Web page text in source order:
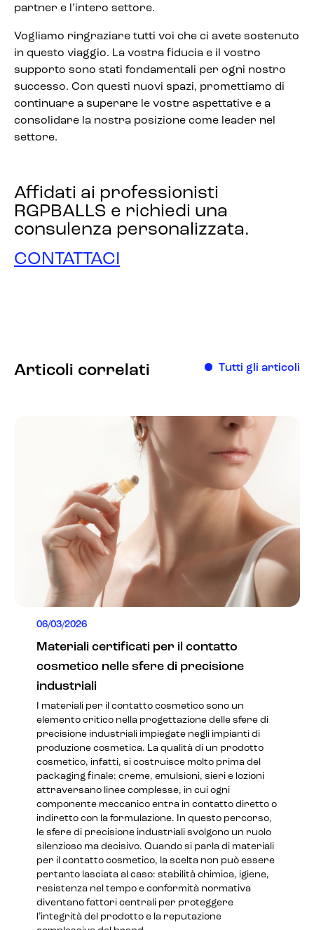
partner e l’intero settore.
Vogliamo ringraziare tutti voi che ci avete sostenuto
in questo viaggio. La vostra fiducia e il vostro
supporto sono stati fondamentali per ogni nostro
successo. Con questi nuovi spazi, promettiamo di
continuare a superare le vostre aspettative e a
consolidare la nostra posizione come leader nel
settore.
Affidati ai professionisti
RGPBALLS e richiedi una
consulenza personalizzata.
CONTATTACI
Articoli correlati Tutti gli articoli
06/03/2026
Materiali certificati per il contatto
cosmetico nelle sfere di precisione
industriali
I materiali per il contatto cosmetico sono un
elemento critico nella progettazione delle sfere di
precisione industriali impiegate negli impianti di
produzione cosmetica. La qualità di un prodotto
cosmetico, infatti, si costruisce molto prima del
packaging finale: creme, emulsioni, sieri e lozioni
attraversano linee complesse, in cui ogni
componente meccanico entra in contatto diretto o
indiretto con la formulazione. In questo percorso,
le sfere di precisione industriali svolgono un ruolo
silenzioso ma decisivo. Quando si parla di materiali
per il contatto cosmetico, la scelta non può essere
pertanto lasciata al caso: stabilità chimica, igiene,
resistenza nel tempo e conformità normativa
diventano fattori centrali per proteggere
l’integrità del prodotto e la reputazione